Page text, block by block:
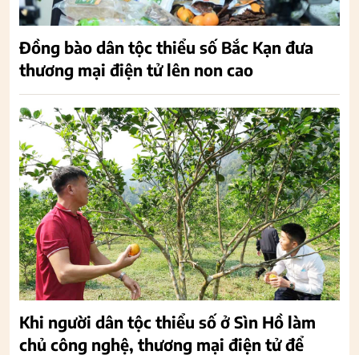
Đồng bào dân tộc thiểu số Bắc Kạn đưa
thương mại điện tử lên non cao
Khi người dân tộc thiểu số ở Sìn Hồ làm
chủ công nghệ, thương mại điện tử để